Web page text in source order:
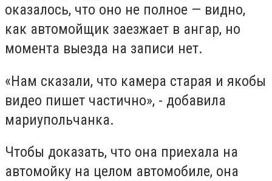
оказалось, что оно не полное — видно,
как автомойщик заезжает в ангар, но
момента выезда на записи нет.
«Нам сказали, что камера старая и якобы
видео пишет частично», - добавила
мариупольчанка.
Чтобы доказать, что она приехала на
автомойку на целом автомобиле, она